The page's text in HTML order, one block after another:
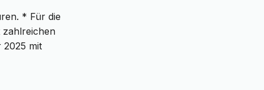
* Für die
zahlreichen
2025 mit